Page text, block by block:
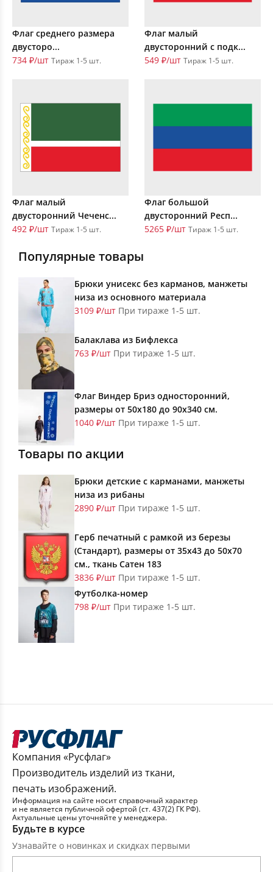
Флаг среднего размера
двусторо...
734 ₽/шт Тираж 1-5 шт.
Флаг малый
двусторонний с подк...
549 ₽/шт Тираж 1-5 шт.
Флаг малый
двусторонний Чеченс...
492 ₽/шт Тираж 1-5 шт.
Флаг большой
двусторонний Респ...
5265 ₽/шт Тираж 1-5 шт.
Популярные товары
Брюки унисекс без карманов, манжеты
низа из основного материала
3109 ₽/шт При тираже 1-5 шт.
Балаклава из Бифлекса
763 ₽/шт При тираже 1-5 шт.
Флаг Виндер Бриз односторонний,
размеры от 50х180 до 90х340 см.
1040 ₽/шт При тираже 1-5 шт.
Товары по акции
Брюки детские с карманами, манжеты
низа из рибаны
2890 ₽/шт При тираже 1-5 шт.
Герб печатный с рамкой из березы
(Стандарт), размеры от 35х43 до 50х70
см., ткань Сатен 183
3836 ₽/шт При тираже 1-5 шт.
Футболка-номер
798 ₽/шт При тираже 1-5 шт.
Компания «Русфлаг»
Производитель изделий из ткани,
печать изображений.
Информация на сайте носит справочный характер
и не является публичной офертой (ст. 437(2) ГК РФ).
Актуальные цены уточняйте у менеджера.
Будьте в курсе
Узнавайте о новинках и скидках первыми